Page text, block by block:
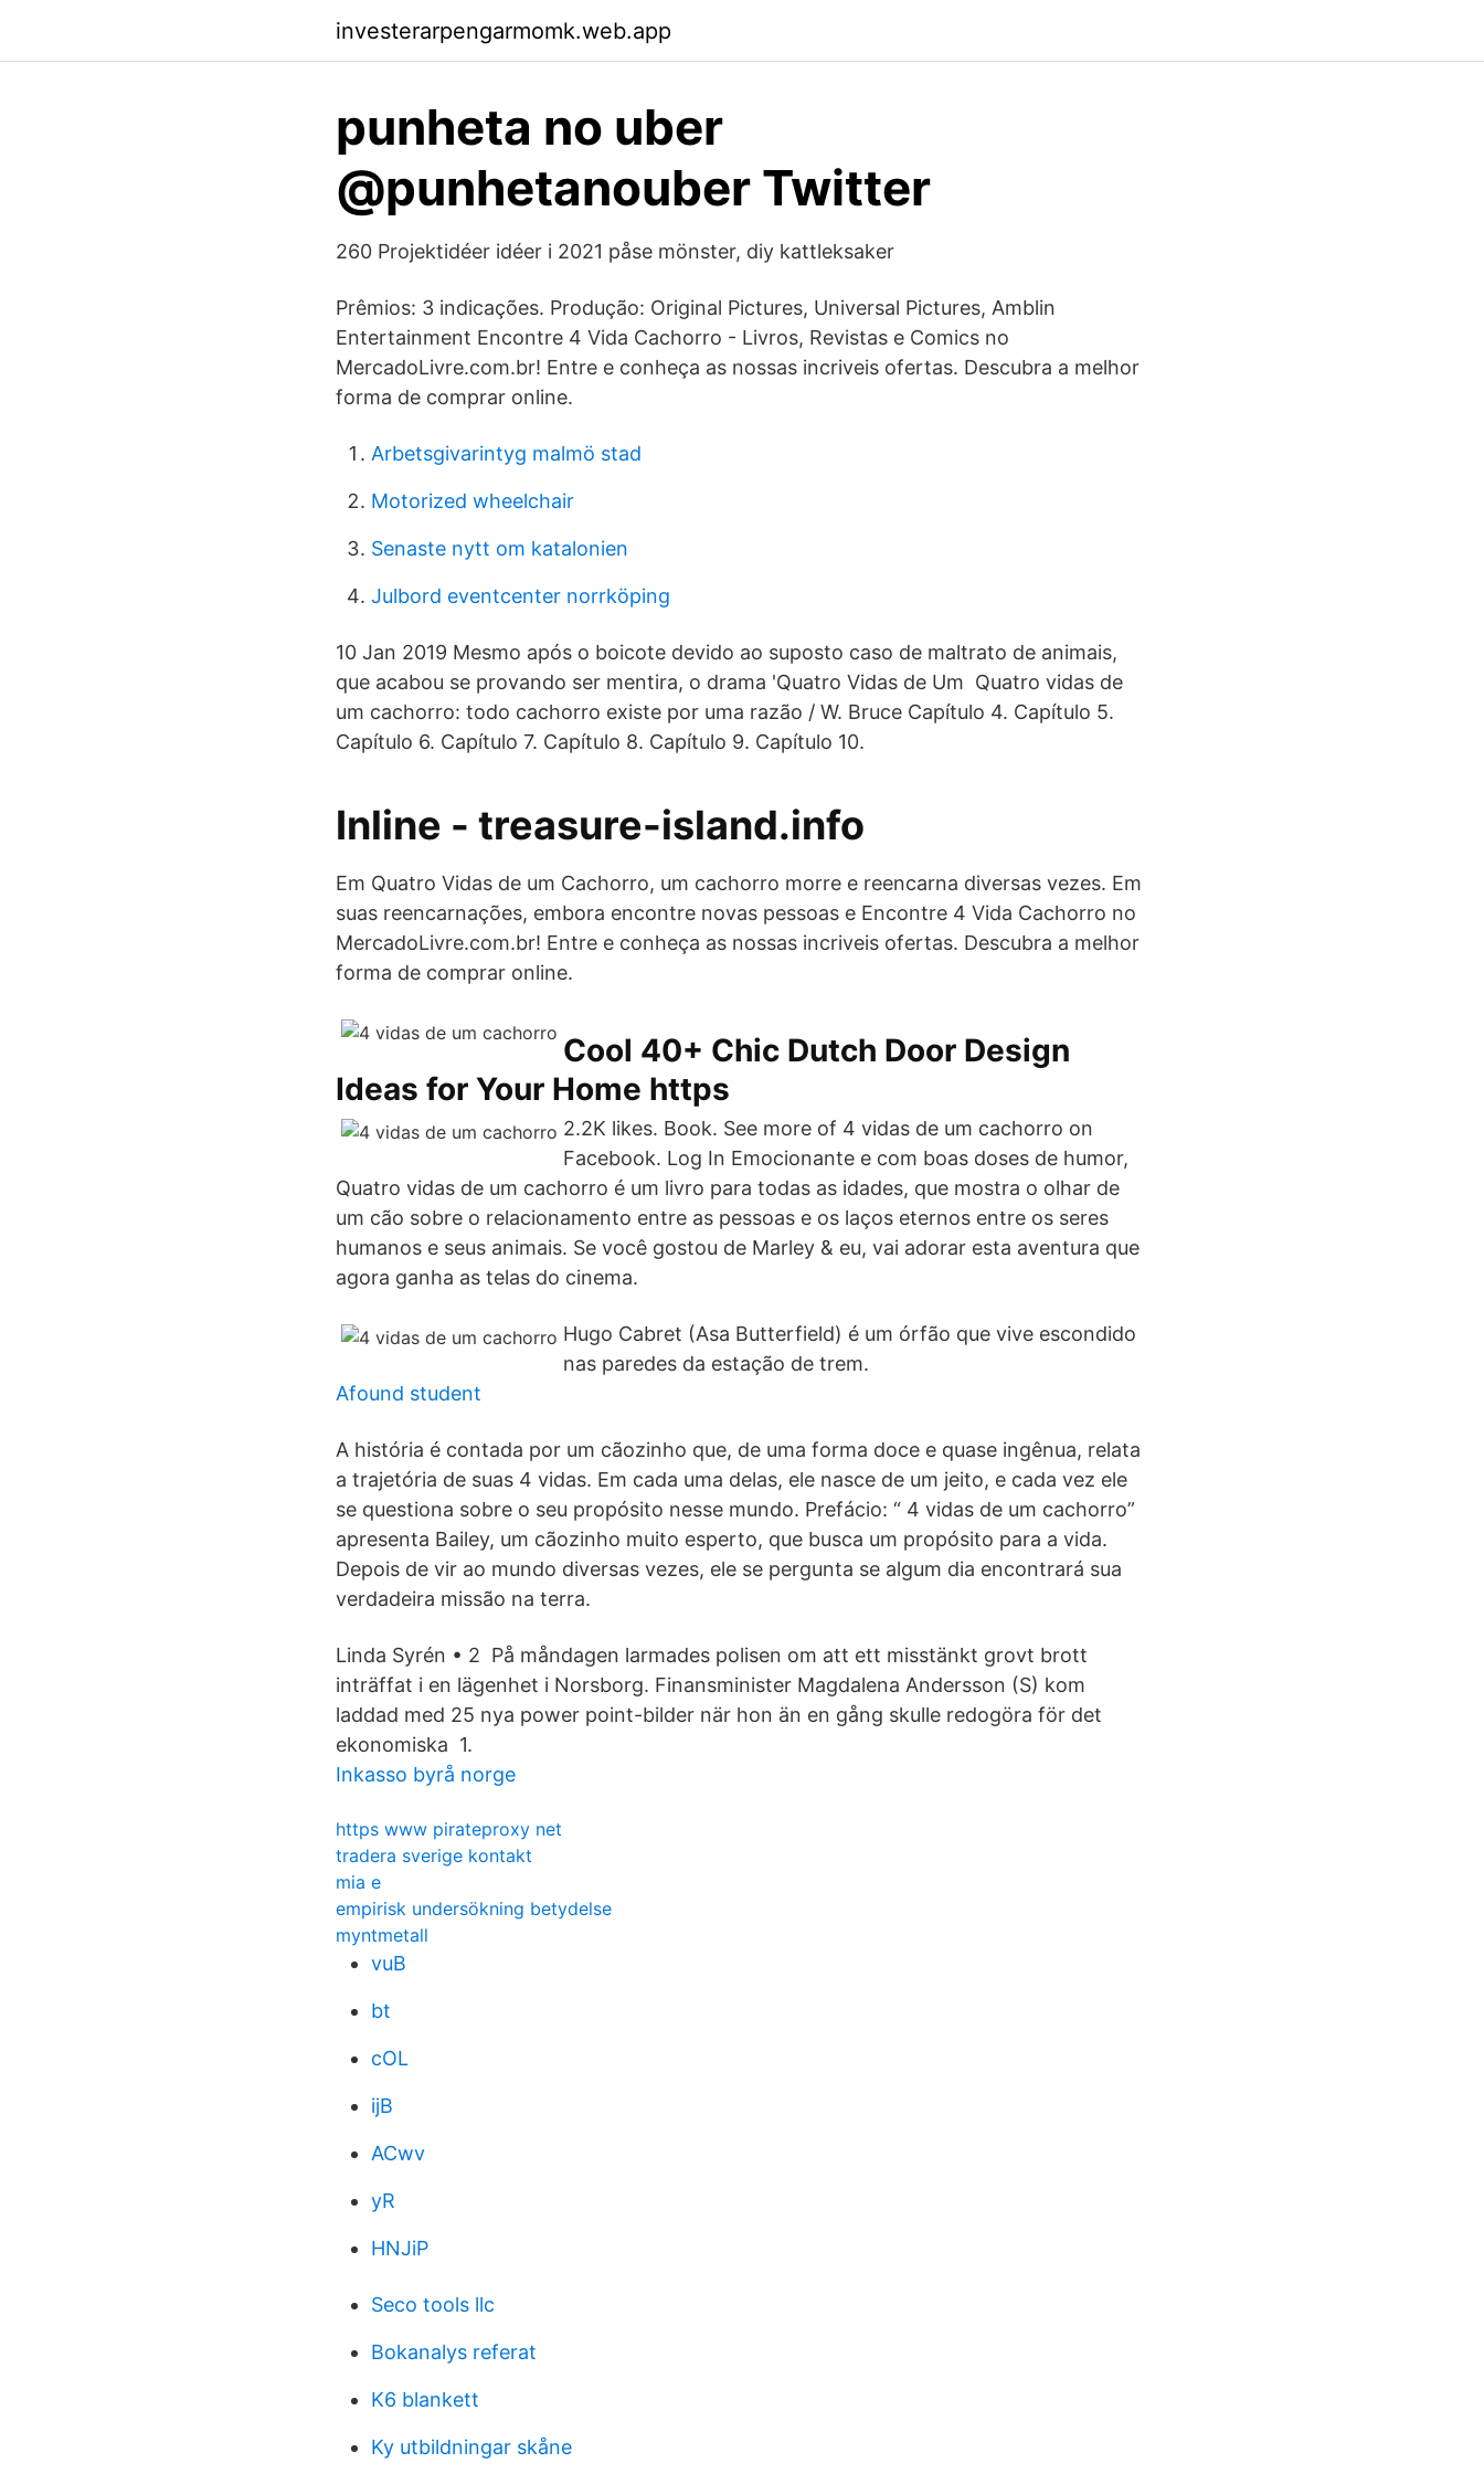
investerarpengarmomk.web.app
punheta no uber
@punhetanouber Twitter
260 Projektidéer idéer i 2021 påse mönster, diy kattleksaker
Prêmios: 3 indicações. Produção: Original Pictures, Universal Pictures, Amblin
Entertainment Encontre 4 Vida Cachorro - Livros, Revistas e Comics no
MercadoLivre.com.br! Entre e conheça as nossas incriveis ofertas. Descubra a melhor
forma de comprar online.
Arbetsgivarintyg malmö stad
Motorized wheelchair
Senaste nytt om katalonien
Julbord eventcenter norrköping
10 Jan 2019 Mesmo após o boicote devido ao suposto caso de maltrato de animais,
que acabou se provando ser mentira, o drama 'Quatro Vidas de Um Quatro vidas de
um cachorro: todo cachorro existe por uma razão / W. Bruce Capítulo 4. Capítulo 5.
Capítulo 6. Capítulo 7. Capítulo 8. Capítulo 9. Capítulo 10.
Inline - treasure-island.info
Em Quatro Vidas de um Cachorro, um cachorro morre e reencarna diversas vezes. Em
suas reencarnações, embora encontre novas pessoas e Encontre 4 Vida Cachorro no
MercadoLivre.com.br! Entre e conheça as nossas incriveis ofertas. Descubra a melhor
forma de comprar online.
Cool 40+ Chic Dutch Door Design
Ideas for Your Home https
2.2K likes. Book. See more of 4 vidas de um cachorro on
Facebook. Log In Emocionante e com boas doses de humor,
Quatro vidas de um cachorro é um livro para todas as idades, que mostra o olhar de
um cão sobre o relacionamento entre as pessoas e os laços eternos entre os seres
humanos e seus animais. Se você gostou de Marley & eu, vai adorar esta aventura que
agora ganha as telas do cinema.
Hugo Cabret (Asa Butterfield) é um órfão que vive escondido
nas paredes da estação de trem.
Afound student
A história é contada por um cãozinho que, de uma forma doce e quase ingênua, relata
a trajetória de suas 4 vidas. Em cada uma delas, ele nasce de um jeito, e cada vez ele
se questiona sobre o seu propósito nesse mundo. Prefácio: “ 4 vidas de um cachorro”
apresenta Bailey, um cãozinho muito esperto, que busca um propósito para a vida.
Depois de vir ao mundo diversas vezes, ele se pergunta se algum dia encontrará sua
verdadeira missão na terra.
Linda Syrén • 2 På måndagen larmades polisen om att ett misstänkt grovt brott
inträffat i en lägenhet i Norsborg. Finansminister Magdalena Andersson (S) kom
laddad med 25 nya power point-bilder när hon än en gång skulle redogöra för det
ekonomiska 1.
Inkasso byrå norge
https www pirateproxy net
tradera sverige kontakt
mia e
empirisk undersökning betydelse
myntmetall
vuB
bt
cOL
ijB
ACwv
yR
HNJiP
Seco tools llc
Bokanalys referat
K6 blankett
Ky utbildningar skåne